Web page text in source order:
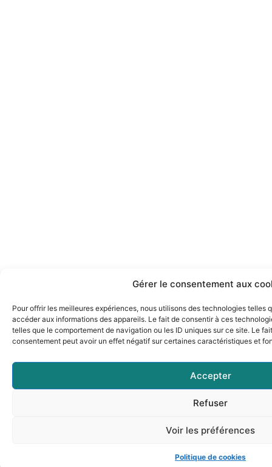
Gérer le consentement aux
Pour offrir les meilleures expériences, nous utilisons des technologies telles
accéder aux informations des appareils. Le fait de consentir à ces
telles que le comportement de navigation ou les ID uniques sur ce site. Le
consentement peut avoir un effet négatif sur certaines caractéristiques et
Accepter
Refuser
Voir les préférences
Politique de cookies